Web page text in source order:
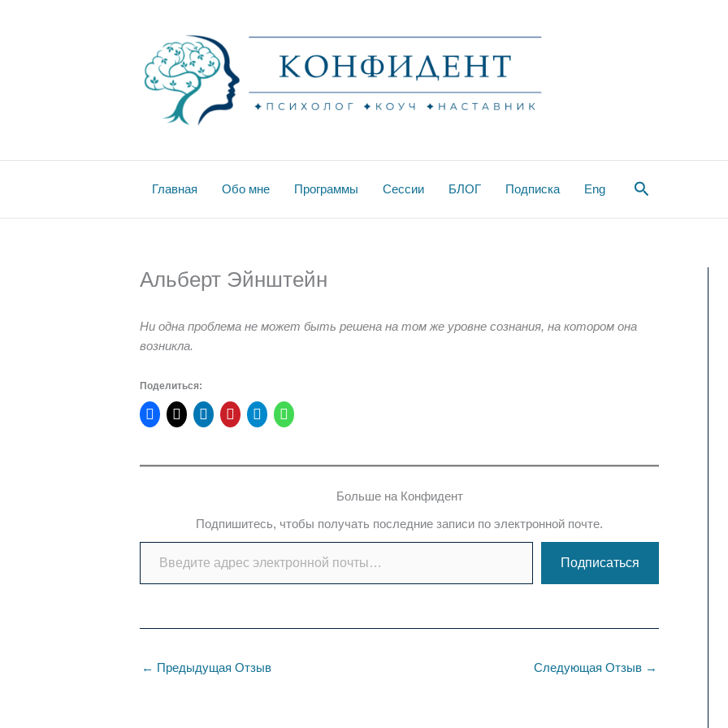
Главная Обо мне Программы Сессии БЛОГ Подписка Eng Поиск
Альберт Эйнштейн
Ни одна проблема не может быть решена на том же уровне сознания, на котором она
возникла.
Поделиться:
Больше на Конфидент
Подпишитесь, чтобы получать последние записи по электронной почте.
Введите адрес электронной почты…
Подписаться
← Предыдущая Отзыв Следующая Отзыв →